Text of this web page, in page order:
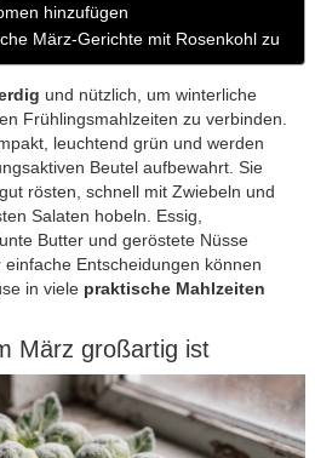
hinzufügen
März-Gerichte mit Rosenkohl zu
und nützlich, um winterliche
Frühlingsmahlzeiten zu verbinden.
leuchtend grün und werden
Beutel aufbewahrt. Sie
gut rösten, schnell mit Zwiebeln und
Salaten hobeln. Essig,
Butter und geröstete Nüsse
Entscheidungen können
in viele praktische Mahlzeiten
März großartig ist